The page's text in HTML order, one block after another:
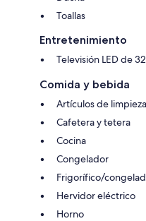
Toallas
Entretenimiento
Televisión LED de
Comida y bebida
Artículos de limpieza
Cafetera y tetera
Cocina
Congelador
Frigorífico/
Hervidor eléctrico
Horno